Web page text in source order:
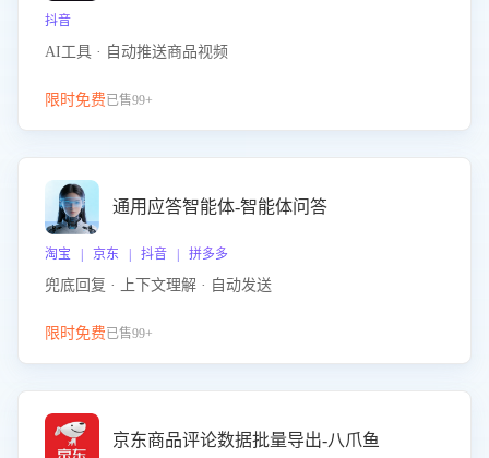
抖音
AI工具 · 自动推送商品视频
限时免费已售99+
通用应答智能体-智能体问答
淘宝 | 京东 | 抖音 | 拼多多
兜底回复 · 上下文理解 · 自动发送
限时免费已售99+
京东商品评论数据批量导出-八爪鱼